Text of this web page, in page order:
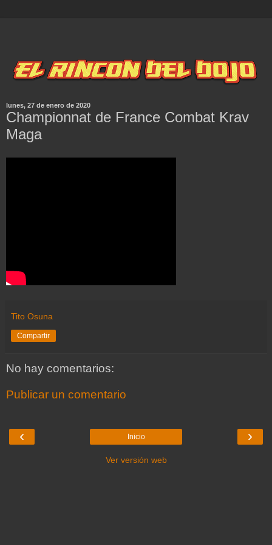
lunes, 27 de enero de 2020
Championnat de France Combat Krav
Maga
Tito Osuna
Compartir
No hay comentarios:
Publicar un comentario
‹ ›
Inicio
Ver versión web